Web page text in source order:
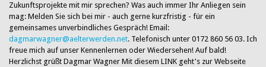
Zukunftsprojekte mit mir sprechen? Was auch immer Ihr Anliegen sein
mag: Melden Sie sich bei mir - auch gerne kurzfristig - für ein
gemeinsames unverbindliches Gespräch! Email:
dagmarwagner@aelterwerden.net. Telefonisch unter 0172 860 56 03. Ich
freue mich auf unser Kennenlernen oder Wiedersehen! Auf bald!
Herzlichst grüßt Dagmar Wagner Mit diesem LINK geht's zur Webseite